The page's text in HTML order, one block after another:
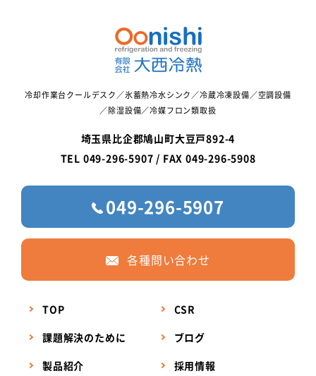
冷却作業台クールデスク／氷蓄熱冷水シンク／冷蔵冷凍設備／空調設備
／除湿設備／冷媒フロン類取扱
埼玉県比企郡鳩山町大豆戸892-4
TEL 049-296-5907 / FAX 049-296-5908
049-296-5907
各種問い合わせ
TOP
課題解決のために
製品紹介
CSR
ブログ
採用情報